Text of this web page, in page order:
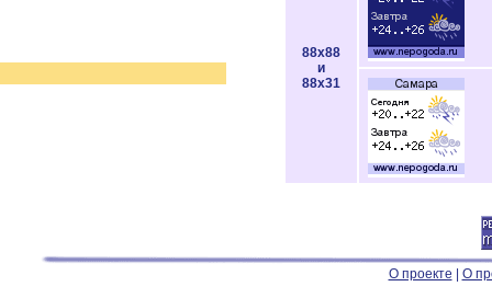
88x88
и
88x31
О проекте О